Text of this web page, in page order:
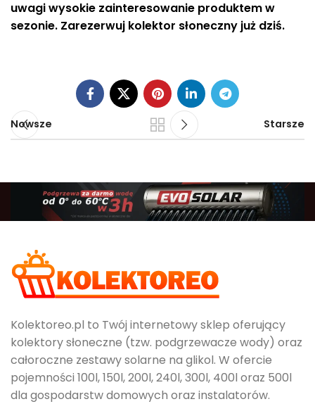
uwagi wysokie zainteresowanie produktem w
sezonie. Zarezerwuj kolektor słoneczny już dziś.
Nowsze Starsze
Kolektoreo.pl to Twój internetowy sklep oferujący
kolektory słoneczne (tzw. podgrzewacze wody) oraz
całoroczne zestawy solarne na glikol. W ofercie
pojemności 100l, 150l, 200l, 240l, 300l, 400l oraz 500l
dla gospodarstw domowych oraz instalatorów.